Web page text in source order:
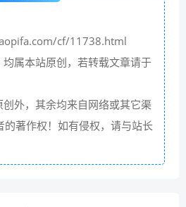
cf/11738.html
属本站原创，若转载文章请于
外，其余均来自网络或其它渠
著作权！如有侵权，请与站长